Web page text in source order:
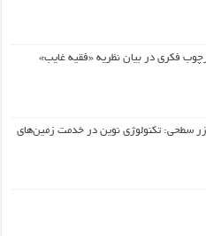
فکری در بیان نظریه «فقیه غایب»
سطحی: تکنولوژی نوین در خدمت زمین‌های